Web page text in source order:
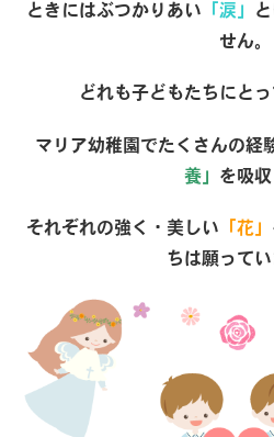
ときにはぶつかりあい 「涙」
せん。
どれも子どもたちにと
マリア幼稚園でたくさんの経
養」 を吸収
それぞれの強く・美しい 「花」
ちは願ってい